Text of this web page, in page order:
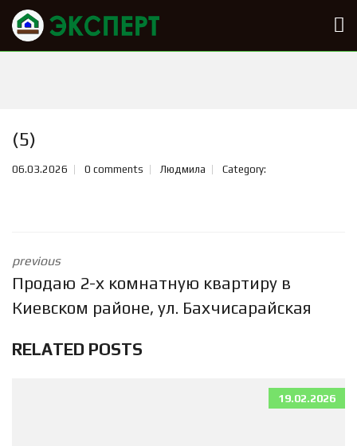
(5)
06.03.2026 0 comments Людмила Category:
previous
Продаю 2-х комнатную квартиру в
Киевском районе, ул. Бахчисарайская
RELATED POSTS
19.02.2026